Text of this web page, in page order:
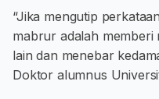
“Jika mengutip
mabrur adalah
lain dan menebar
Doktor alumnus